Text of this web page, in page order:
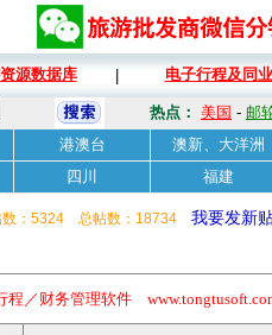
源数据库 电子行程及同
热点： 美国 - 邮
港澳台
澳新、大洋洲
四川 福建
：5324 总帖数：18734 我要发新
程／财务管理软件